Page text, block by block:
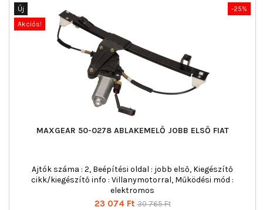
-25%
Új
Akciós!
MAXGEAR 50-0278 ABLAKEMELŐ JOBB ELSŐ FIAT
Ajtók száma : 2, Beépítési oldal : jobb első, Kiegészítő
cikk/kiegészítő info : Villanymotorral, Működési mód :
elektromos
Ár
23 074 Ft Normál
30 765 Ft